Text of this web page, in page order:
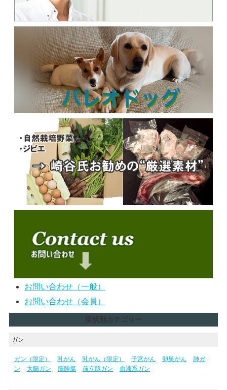
お問い合わせ（一般）
お問い合わせ（会員）
症状別カテゴリー
ガン
ガン（限定） 乳がん 乳がん（限定） 子宮がん 卵巣がん
肺ガ
ン
大腸ガン 脳腫瘍 前立腺ガン 血液系ガン